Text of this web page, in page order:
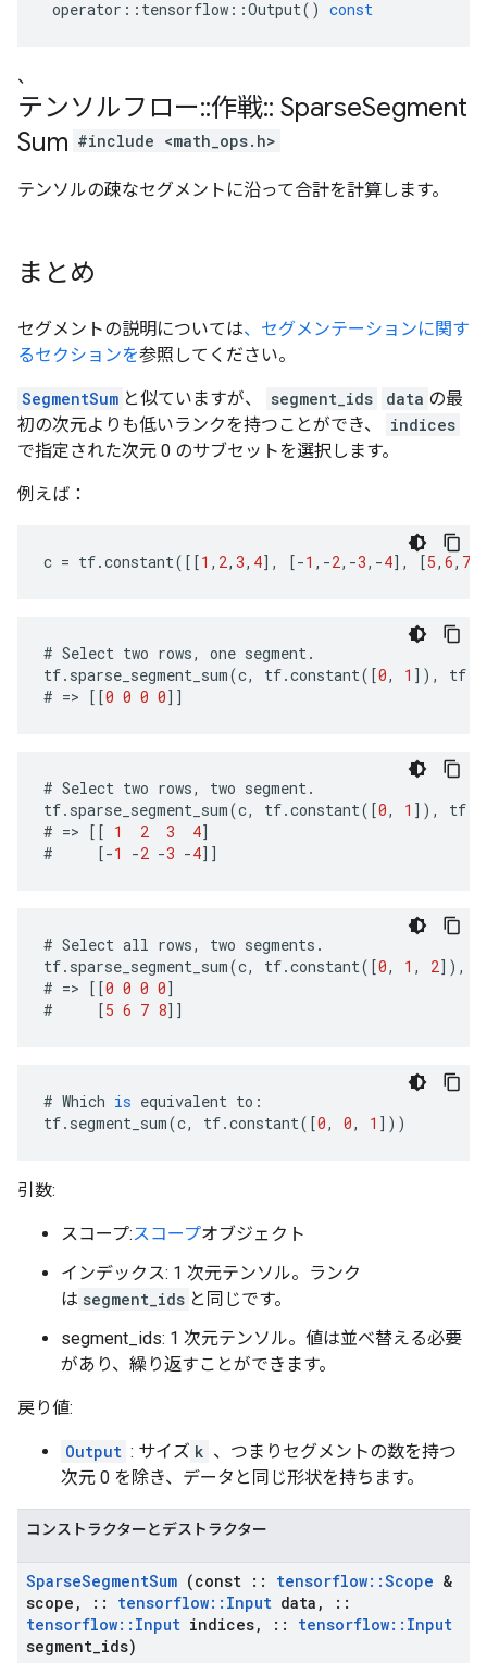
operator :: tensorflow ::Output() const
、
テンソルフロー::作戦:: SparseSegment
Sum #include <math_ops.h>
テンソルの疎なセグメントに沿って合計を計算します。
まとめ
セグメントの説明については、セグメンテーションに関す
るセクションを参照してください。
SegmentSum と似ていますが、 segment_ids data の最
初の次元よりも低いランクを持つことができ、
indices
で指定された次元 0 のサブセットを選択します。
例えば：
c = tf.constant([[1 , 2, 3, 4], [-1 , -2, -3, -4], [5, 6, 7
# Select two rows, one segment.
tf. sparse_segment_sum(c, tf.constant([0, 1 ]), tf
# => [[0 0 0 0]]
# Select two rows, two segment.
tf. sparse_segment_sum(c, tf.constant([0, 1 ]), tf
# => [[ 1 2 3 4]
#
[-1 -2 -3 -4]]
# Select all rows, two segments .
tf. sparse_segment_sum(c, tf.constant([0, 1 , 2]),
# => [[0 0 0 0]
#
[5 6 7 8]]
# Which is equivalent to :
tf. segment_sum(c, tf.constant([0, 0, 1 ]))
引数:
スコープ:スコープオブジェクト
インデックス: 1 次元テンソル。ランク
は segment_ids と同じです。
segment_ids: 1 次元テンソル。値は並べ替える必要
があり、繰り返すことができます。
戻り値:
Output : サイズ k 、つまりセグメントの数を持つ
次元 0 を除き、データと同じ形状を持ちます。
コンストラクターとデストラクター
SparseSegmentSum (const :: tensorflow::Scope &
scope , :: tensorflow:: Input data ,
::
tensorflow:: Input indices, :: tensorflow:: Input
segment ids)